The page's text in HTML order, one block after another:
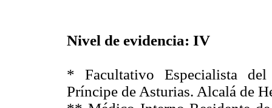
Nivel de evidencia: IV
* Facultativo Especialista
Príncipe de Asturias. Alcalá de